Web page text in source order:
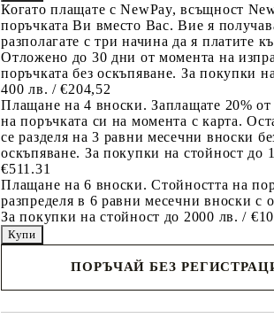
Когато плащате с NewPay, всъщност
поръчката Ви вместо Вас. Вие я
разполагате с три начина да я платите
Отложено до 30 дни от момента на
поръчката без оскъпяване. За покупки
400 лв. / €204,52
Плащане на 4 вноски. Заплащате 20% от
на поръчката си на момента с карта.
се разделя на 3 равни месечни вноски
оскъпяване. За покупки на стойност до
€511.31
Плащане на 6 вноски. Стойността на
разпределя в 6 равни месечни вноски с
За покупки на стойност до 2000 лв. /
ПОРЪЧАЙ БЕЗ